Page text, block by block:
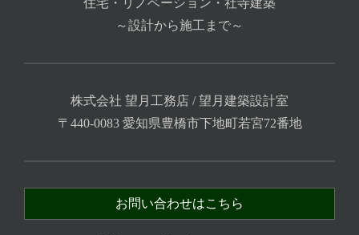
住宅・リノベーション・社寺建築
～設計から施工まで～
株式会社 望月工務店 / 望月建築設計室
〒440-0083 愛知県豊橋市下地町若宮72番地
お問い合わせはこちら